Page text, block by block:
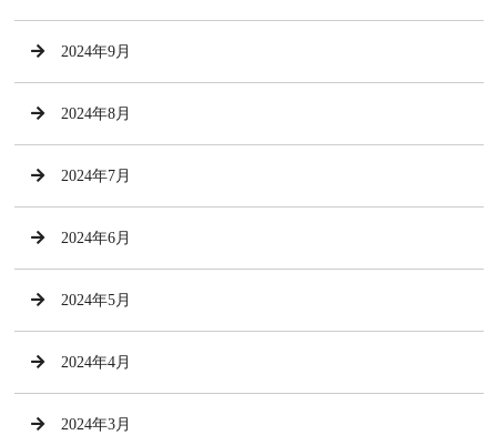
2024年9月
2024年8月
2024年7月
2024年6月
2024年5月
2024年4月
2024年3月